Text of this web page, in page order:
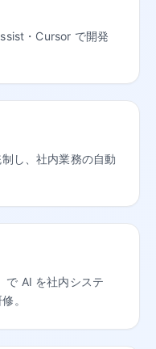
・Cursor で開発
し、社内業務の自動
AI を社内システ
。